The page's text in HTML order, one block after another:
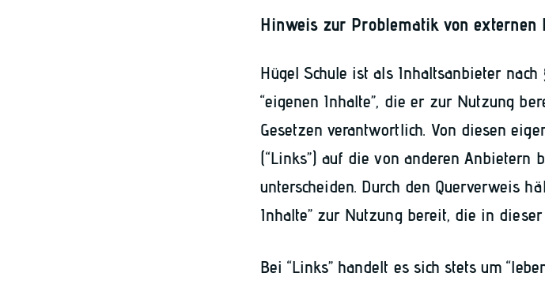
Hinweis zur Problematik von externen
Hügel Schule ist als Inhaltsanbieter nach
“eigenen Inhalte”, die er zur Nutzung
Gesetzen verantwortlich. Von diesen
(“Links”) auf die von anderen Anbietern
unterscheiden. Durch den Querverweis
Inhalte” zur Nutzung bereit, die in
Bei “Links” handelt es sich stets um